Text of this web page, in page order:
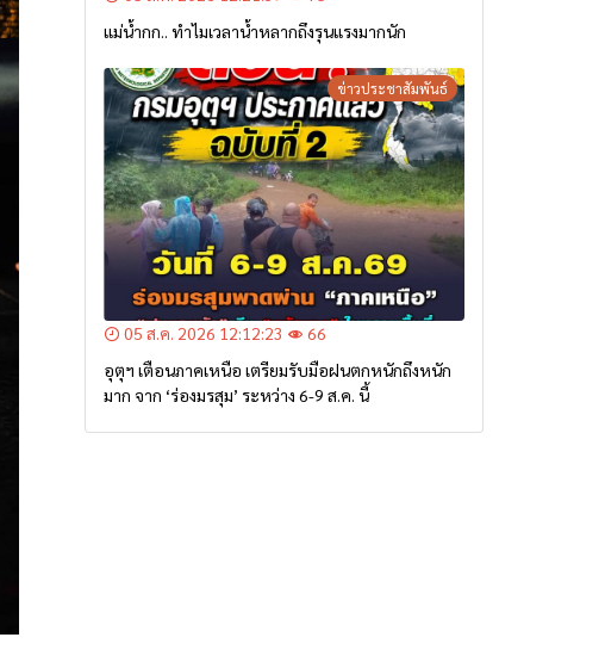
แม่น้ำกก.. ทำไมเวลาน้ำหลากถึงรุนแรงมากนัก
ข่าวประชาสัมพันธ์
05 ส.ค. 2026 12:12:23
66
อุตุฯ เตือนภาคเหนือ เตรียมรับมือฝนตกหนักถึงหนัก
มาก จาก ‘ร่องมรสุม’ ระหว่าง 6-9 ส.ค. นี้